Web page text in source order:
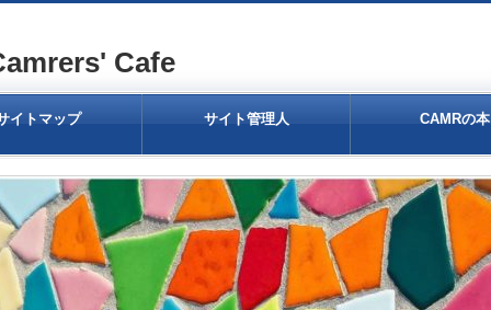
Cafe
イトマップ サイト管理人 CAMRの本